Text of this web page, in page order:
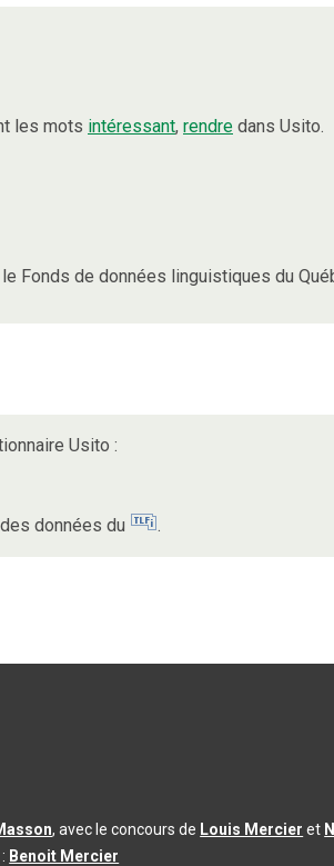
les mots intéressant, rendre dans Usito.
Fonds de données linguistiques du
Usito :
données du
.
, avec le concours de Louis Mercier et
: Benoit Mercier